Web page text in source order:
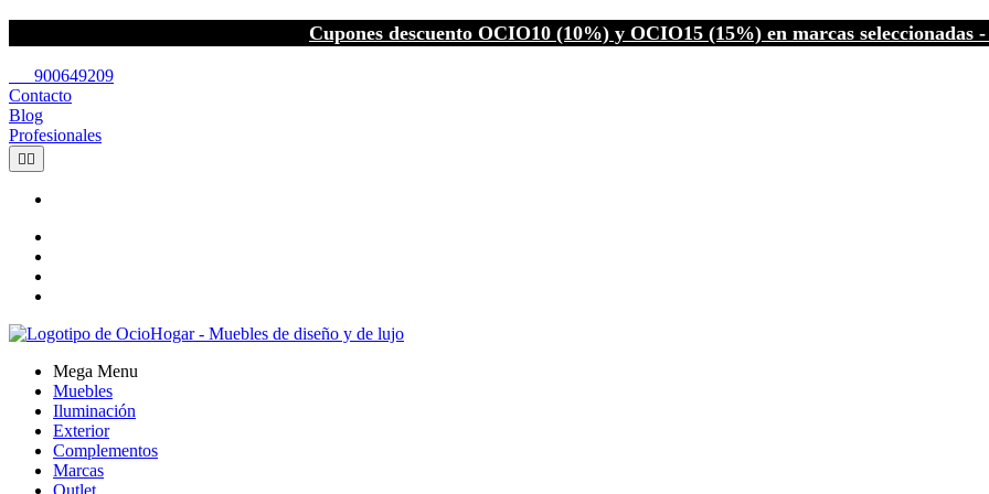
Cupones descuento OCIO10 (10%) y OCIO15 (15%) en marcas seleccionadas
900649209
Contacto
Blog
Profesionales
 
Mega Menu
Muebles
Iluminación
Exterior
Complementos
Marcas
Outlet